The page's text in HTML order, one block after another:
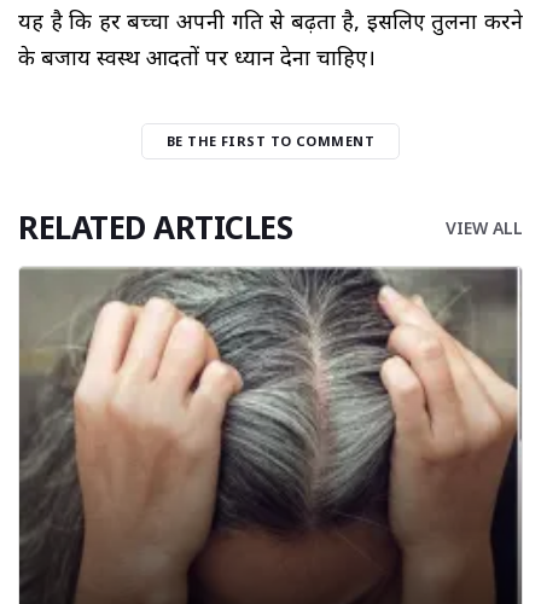
यह है कि हर बच्चा अपनी गति से बढ़ता है, इसलिए तुलना करने
के बजाय स्वस्थ आदतों पर ध्यान देना चाहिए।
BE THE FIRST TO COMMENT
RELATED ARTICLES VIEW ALL